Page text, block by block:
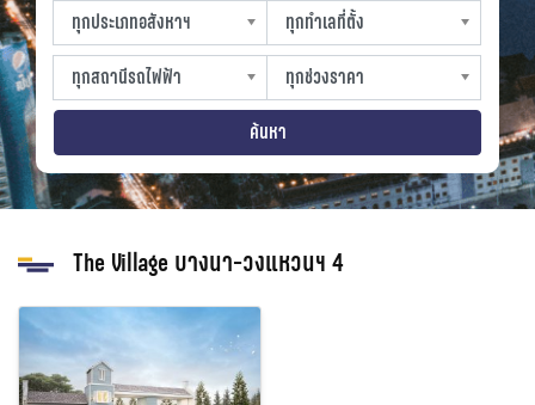
ทุกประเภทอสังหาฯ
ทุกประเภทอสังหาฯ
sproperty
ทุกทำเลที่ตั้ง
ทุกทำเลที่ตั้ง
slocation
ทุกสถานีรถไฟฟ้า
ทุกสถานีรถไฟฟ้า
strain-station
ทุกช่วงราคา
ทุกช่วงราคา
sprice
ค้นหา
The Village บางนา-วงแหวนฯ 4